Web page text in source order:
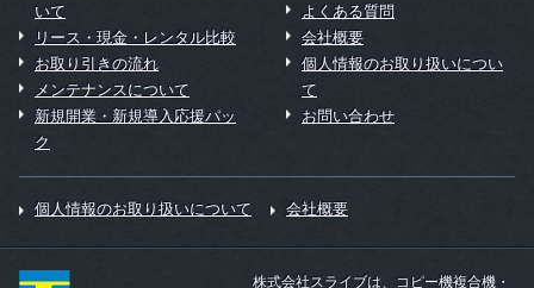
いて
リース・現金・レンタル比較
お取り引きの流れ
メンテナンスについて
新規開業・新規導入応援パッ
ク
よくある質問
会社概要
個人情報のお取り扱いについ
て
お問い合わせ
個人情報のお取り扱いについて 会社概要
株式会社スライブは、コピー機複合機・